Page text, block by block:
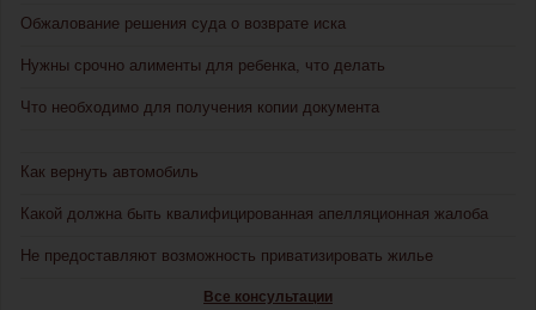
Обжалование решения суда о возврате иска
Нужны срочно алименты для ребенка, что делать
Что необходимо для получения копии документа
Как вернуть автомобиль
Какой должна быть квалифицированная апелляционная жалоба
Не предоставляют возможность приватизировать жилье
Все консультации